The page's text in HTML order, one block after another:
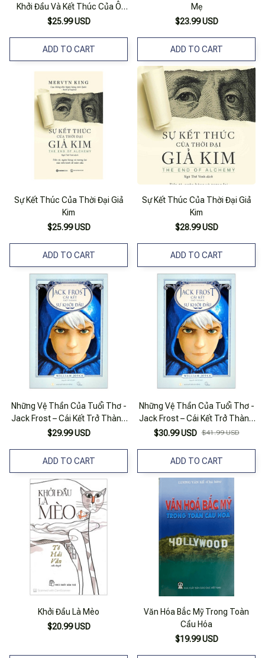
Khởi Đầu Và Kết Thúc Của Ô
Nhiễm Khí Quyển - Tim Smedley
$25.99 USD
ADD TO CART
Mẹ
$23.99 USD
ADD TO CART
Sự Kết Thúc Của Thời Đại Giả
Kim
$25.99 USD
ADD TO CART
Sự Kết Thúc Của Thời Đại Giả
Kim
$28.99 USD
ADD TO CART
Những Vệ Thần Của Tuổi Thơ -
Jack Frost – Cái Kết Trở Thành
Sự Khởi Đầu
$29.99 USD
ADD TO CART
Những Vệ Thần Của Tuổi Thơ -
Jack Frost – Cái Kết Trở Thành
Sự Khởi Đầu
$30.99 USD $41.99 USD
ADD TO CART
Khởi Đầu Là Mèo
$20.99 USD
Văn Hóa Bắc Mỹ Trong Toàn
Cầu Hóa
$19.99 USD